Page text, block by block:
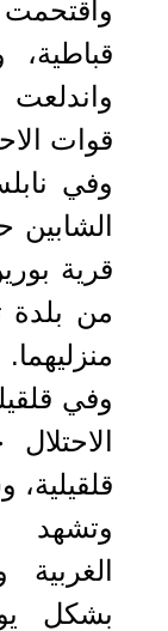
قباطية،
قوات
وفي
قرية
من بلدة
منزليهما.
وفي
قلقيلية،
وتشهد
بشكل